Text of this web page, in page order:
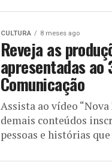
CULTURA 8 meses ago
Reveja as
apresentadas ao
Comunicação
Assista ao vídeo
demais conteúdos
pessoas e histórias